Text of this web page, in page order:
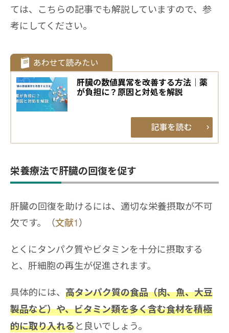
ては、こちらの記事でも解説していますので、参
考にしてください。
肝臓の数値異常を改善する方法｜薬
が負担に？原因と対処を解説
栄養療法で肝臓の回復を促す
肝臓の回復を助けるには、適切な栄養摂取が不可
欠です。（文献1）
とくにタンパク質やビタミンを十分に摂取する
と、肝細胞の再生が促進されます。
具体的には、 高タンパク質の食品（肉、魚、大豆
製品など）や、ビタミン類を多く含む食材を積極
的に取り入れると良いでしょう。